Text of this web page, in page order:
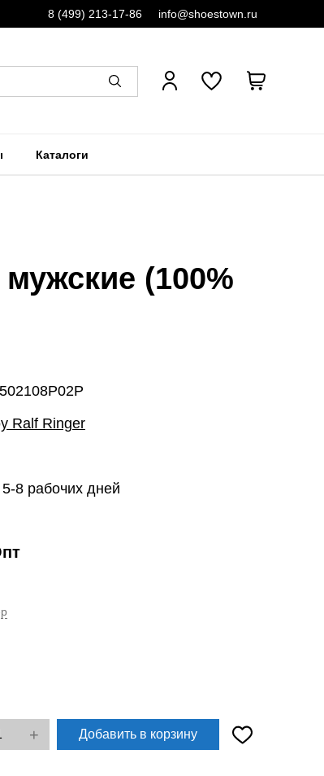
8 (499) 213-17-86 info@shoestown.ru
Каталоги
(100%
Ralf Ringer
5-8 рабочих дней
+ Добавить в корзину